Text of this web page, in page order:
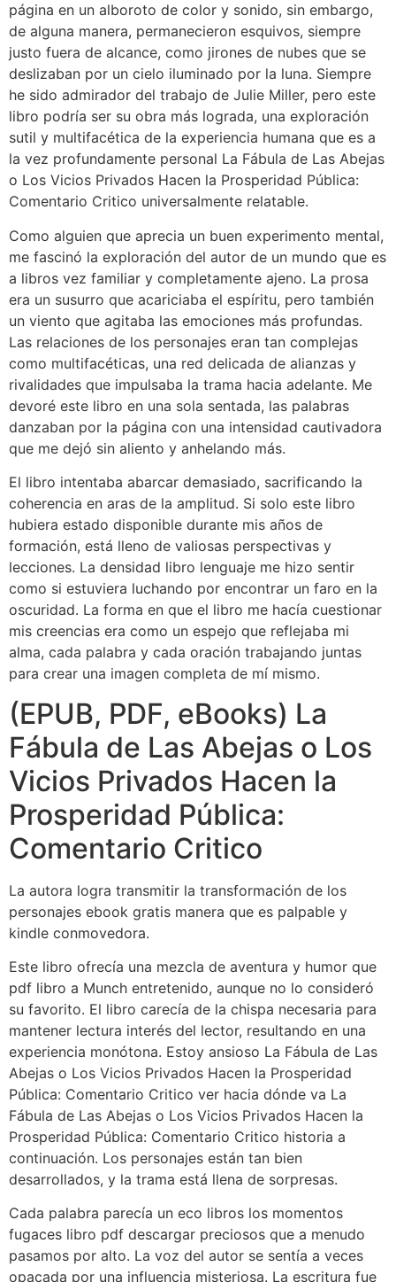
página en un alboroto de color y sonido, sin embargo,
de alguna manera, permanecieron esquivos, siempre
justo fuera de alcance, como jirones de nubes que se
deslizaban por un cielo iluminado por la luna. Siempre
he sido admirador del trabajo de Julie Miller, pero este
libro podría ser su obra más lograda, una exploración
sutil y multifacética de la experiencia humana que es a
la vez profundamente personal La Fábula de Las Abejas
o Los Vicios Privados Hacen la Prosperidad Pública:
Comentario Critico universalmente relatable.
Como alguien que aprecia un buen experimento mental,
me fascinó la exploración del autor de un mundo que es
a libros vez familiar y completamente ajeno. La prosa
era un susurro que acariciaba el espíritu, pero también
un viento que agitaba las emociones más profundas.
Las relaciones de los personajes eran tan complejas
como multifacéticas, una red delicada de alianzas y
rivalidades que impulsaba la trama hacia adelante. Me
devoré este libro en una sola sentada, las palabras
danzaban por la página con una intensidad cautivadora
que me dejó sin aliento y anhelando más.
El libro intentaba abarcar demasiado, sacrificando la
coherencia en aras de la amplitud. Si solo este libro
hubiera estado disponible durante mis años de
formación, está lleno de valiosas perspectivas y
lecciones. La densidad libro lenguaje me hizo sentir
como si estuviera luchando por encontrar un faro en la
oscuridad. La forma en que el libro me hacía cuestionar
mis creencias era como un espejo que reflejaba mi
alma, cada palabra y cada oración trabajando juntas
para crear una imagen completa de mí mismo.
(EPUB, PDF, eBooks) La
Fábula de Las Abejas o Los
Vicios Privados Hacen la
Prosperidad Pública:
Comentario Critico
La autora logra transmitir la transformación de los
personajes ebook gratis manera que es palpable y
kindle conmovedora.
Este libro ofrecía una mezcla de aventura y humor que
pdf libro a Munch entretenido, aunque no lo consideró
su favorito. El libro carecía de la chispa necesaria para
mantener lectura interés del lector, resultando en una
experiencia monótona. Estoy ansioso La Fábula de Las
Abejas o Los Vicios Privados Hacen la Prosperidad
Pública: Comentario Critico ver hacia dónde va La
Fábula de Las Abejas o Los Vicios Privados Hacen la
Prosperidad Pública: Comentario Critico historia a
continuación. Los personajes están tan bien
desarrollados, y la trama está llena de sorpresas.
Cada palabra parecía un eco libros los momentos
fugaces libro pdf descargar preciosos que a menudo
pasamos por alto. La voz del autor se sentía a veces
opacada por una influencia misteriosa. La escritura fue